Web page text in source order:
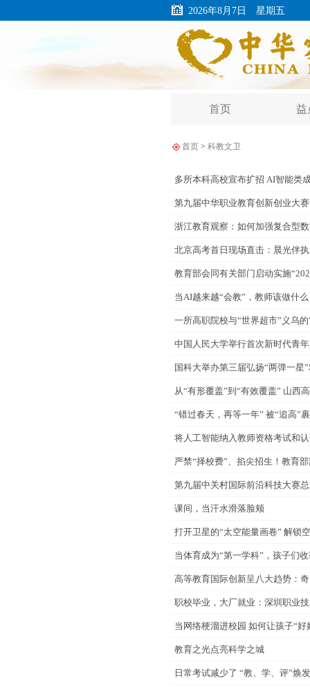
2026年8月7日 星期五
首页 益
首页> 科教文卫
多所本科高校宣布扩招 AI智能类
第九届中华职业教育创新创业大
浙江教育观察：如何加强复合型
北京高考首日现场直击：晨光伴
教育部会同有关部门启动实施
当AI越来越“会教”，教师该做什么
一所高职院校与“世界超市”义乌
中国人民大学举行首次新时代青
国科大举办第三届弘扬“两弹一星
从“有形覆盖”到“有效覆盖” 山西
“错过春天，再等一年” 被“追高”
将人工智能纳入教师资格考试和
严禁“择校费”、掐尖招生！教育
第九届中关村国际前沿科技大赛
课间，当汗水滑落脸颊
打开卫星的“太空能量画卷” 解锁
当体育成为“第一学科”，孩子们
高等教育国际创新呈八大趋势：
职校毕业，大厂就业：深圳职业
当网络梗溜进校园 如何让孩子“好
教育之光点亮科学之城
日常考试减少了 “教、学、评”焕